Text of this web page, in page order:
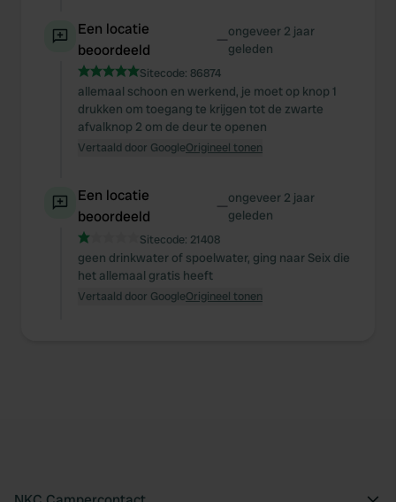
Een locatie
beoordeeld
—ongeveer 2 jaar
geleden
Sitecode: 86874
allemaal schoon en werkend, je moet op knop 1
drukken om toegang te krijgen tot de zwarte
afvalknop 2 om de deur te openen
Vertaald door GoogleOrigineel tonen
Een locatie
beoordeeld
—ongeveer 2 jaar
geleden
Sitecode: 21408
geen drinkwater of spoelwater, ging naar Seix die
het allemaal gratis heeft
Vertaald door GoogleOrigineel tonen